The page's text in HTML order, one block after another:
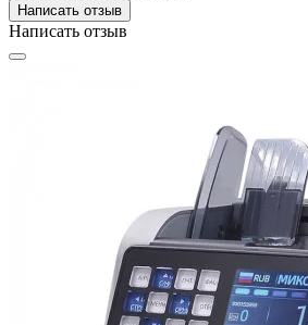
Написать отзыв
Написать отзыв